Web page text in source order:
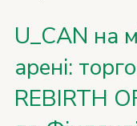
30 черв.